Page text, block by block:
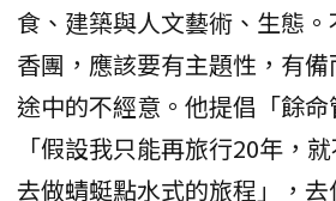
食、建築與人文藝術、生態
香團，應該要有主題性，有
途中的不經意。他提倡「餘命
「假設我只能再旅行20年，
去做蜻蜓點水式的旅程」，